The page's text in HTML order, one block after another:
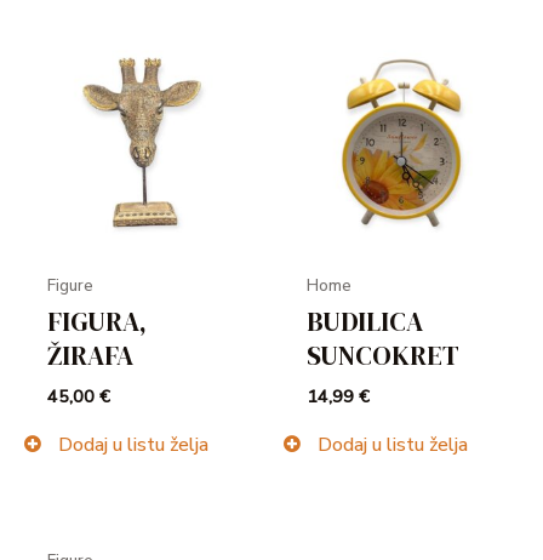
Figure
FIGURA,
ŽIRAFA
45,00€
Dodaj u listu želja
Home
BUDILICA
SUNCOKRET
14,99€
Dodaj u listu želja